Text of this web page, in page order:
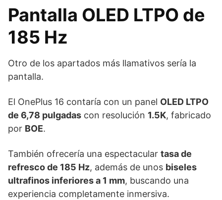
Pantalla OLED LTPO de
185 Hz
Otro de los apartados más llamativos sería la
pantalla.
El OnePlus 16 contaría con un panel OLED LTPO
de 6,78 pulgadas con resolución 1.5K, fabricado
por BOE.
También ofrecería una espectacular tasa de
refresco de 185 Hz, además de unos biseles
ultrafinos inferiores a 1 mm, buscando una
experiencia completamente inmersiva.